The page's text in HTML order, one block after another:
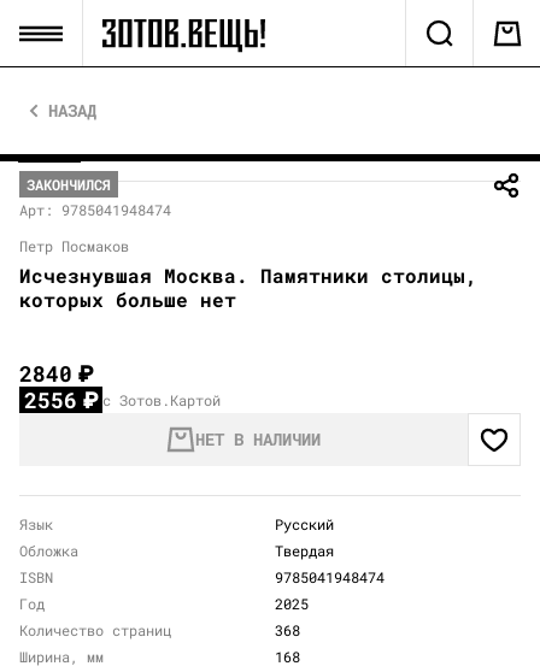
НАЗАД
ЗАКОНЧИЛСЯ
Арт: 9785041948474
Петр Посмаков
Исчезнувшая Москва. Памятники столицы,
которых больше нет
2840₽
2556₽ с Зотов.Картой
НЕТ В НАЛИЧИИ
Язык
Русский
Обложка
Твердая
ISBN
9785041948474
Год
2025
Количество страниц
368
Ширина, мм
168